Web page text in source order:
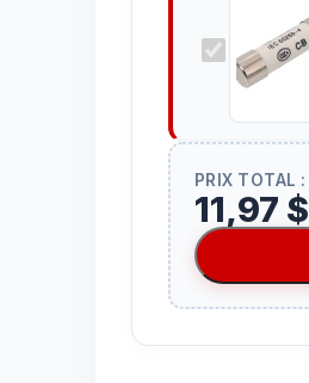
PRIX TOTAL :
11,97 $